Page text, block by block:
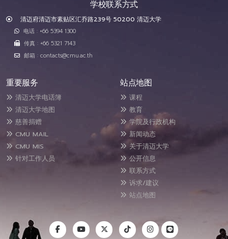
学校联系方式
清迈府清迈市素贴区汇乔路239号 50200 清迈大学
电话 : +66 5394 1300
传真 : +66 5321 7143
邮箱 : contacts@cmu.ac.th
重要服务
清迈大学电话簿
清迈大学地图
慈善捐赠
CMU MAIL
CMU MIS
针对工作人员
站点地图
课程
教育
学院及行政机构
新闻动态
关于清迈大学
公开信息
联系方式
诉求/建议
站点地图